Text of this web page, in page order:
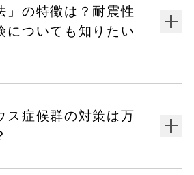
」の特徴は？耐震性
についても知りたい
ス症候群の対策は万